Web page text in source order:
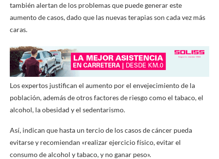
también alertan de los problemas que puede generar este
aumento de casos, dado que las nuevas terapias son cada vez más
caras.
Los expertos justifican el aumento por el envejecimiento de la
población, además de otros factores de riesgo como el tabaco, el
alcohol, la obesidad y el sedentarismo.
Así, indican que hasta un tercio de los casos de cáncer pueda
evitarse y recomiendan «realizar ejercicio físico, evitar el
consumo de alcohol y tabaco, y no ganar peso».